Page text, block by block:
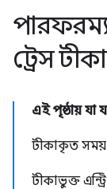
ট্রেস
এই পৃষ্ঠায় যা
টীকাকৃত সময়
টীকাভুক্ত এন্ট্রি